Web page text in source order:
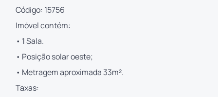
Código: 15756
Imóvel contém:
• 1 Sala.
• Posição solar oeste;
• Metragem aproximada 33m².
Taxas: